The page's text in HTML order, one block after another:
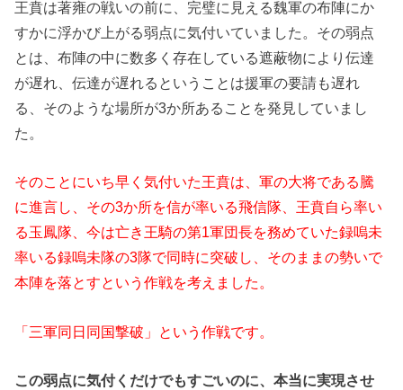
王賁は著雍の戦いの前に、完璧に見える魏軍の布陣にか
すかに浮かび上がる弱点に気付いていました。その弱点
とは、布陣の中に数多く存在している遮蔽物により伝達
が遅れ、伝達が遅れるということは援軍の要請も遅れ
る、そのような場所が3か所あることを発見していまし
た。
そのことにいち早く気付いた王賁は、軍の大将である騰
に進言し、その3か所を信が率いる飛信隊、王賁自ら率い
る玉鳳隊、今は亡き王騎の第1軍団長を務めていた録嗚未
率いる録嗚未隊の3隊で同時に突破し、そのままの勢いで
本陣を落とすという作戦を考えました。
「三軍同日同国撃破」という作戦です。
この弱点に気付くだけでもすごいのに、本当に実現させ